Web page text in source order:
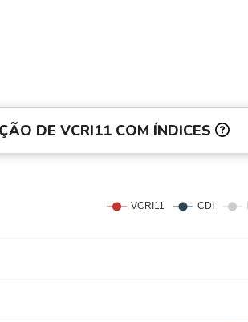
DE VCRI11 COM ÍNDICES